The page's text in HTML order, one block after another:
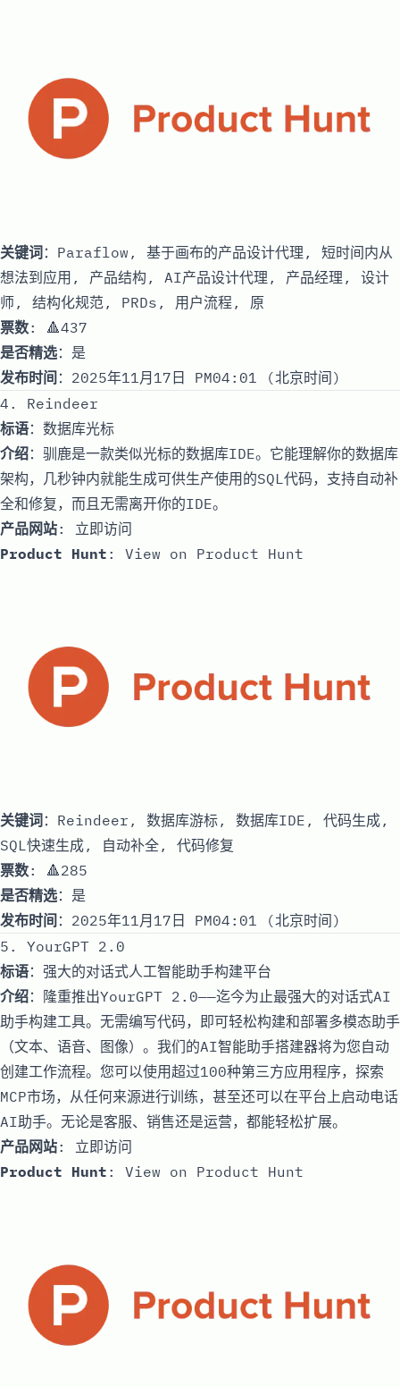
关键词：Paraflow, 基于画布的产品设计代理, 短时间内从
想法到应用, 产品结构, AI产品设计代理, 产品经理, 设计
师, 结构化规范, PRDs, 用户流程, 原
票数: 🔺437
是否精选：是
发布时间 ：2025年11月17日 PM04:01 (北京时间)
4. Reindeer
标语：数据库光标
介绍：驯鹿是一款类似光标的数据库IDE。它能理解你的数据库
架构，几秒钟内就能生成可供生产使用的SQL代码，支持自动补
全和修复，而且无需离开你的IDE。
产品网站: 立即访问
Product Hunt : View on Product Hunt
关键词 ：Reindeer, 数据库游标, 数据库IDE, 代码生成,
SQL快速生成, 自动补全, 代码修复
票数: 🔺285
是否精选：是
发布时间 ：2025年11月17日 PM04:01 (北京时间)
5. YourGPT 2.0
标语：强大的对话式人工智能助手构建平台
介绍：隆重推出YourGPT 2.0——迄今为止最强大的对话式AI
助手构建工具。无需编写代码，即可轻松构建和部署多模态助手
（文本、语音、图像）。我们的AI智能助手搭建器将为您自动
创建工作流程。您可以使用超过100种第三方应用程序，探索
MCP市场，从任何来源进行训练，甚至还可以在平台上启动电话
AI助手。无论是客服、销售还是运营，都能轻松扩展。
产品网站: 立即访问
Product Hunt : View on Product Hunt